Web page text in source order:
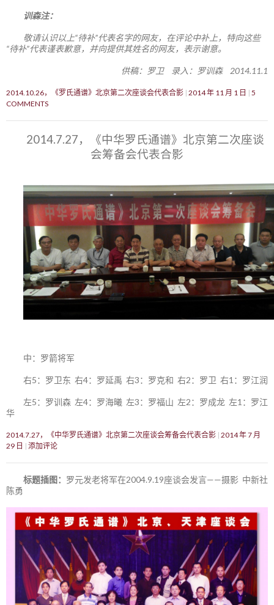
训森注：
敬请认识以上“待补”代表名字的网友，在评论中补上，特向这些
“待补”代表谨表歉意，并向提供其姓名的网友，表示谢意。
供稿：罗卫 录入：罗训森 2014.11.1
2014.10.26，《罗氏通谱》北京第二次座谈会代表合影 2014 年 11 月 1 日
5
COMMENTS
2014.7.27，《中华罗氏通谱》北京第二次座谈
会筹备会代表合影
中：罗箭将军
右5：罗卫东 右4：罗延禹 右3：罗克和 右2：罗卫 右1：罗江润
左5：罗训森 左4：罗海曦 左3：罗福山 左2：罗成龙 左1：罗江
华
2014.7.27，《中华罗氏通谱》北京第二次座谈会筹备会代表合影 2014 年 7 月
29 日
添加评论
标题插图： 罗元发老将军在2004.9.19座谈会发言——摄影 中新社
陈勇